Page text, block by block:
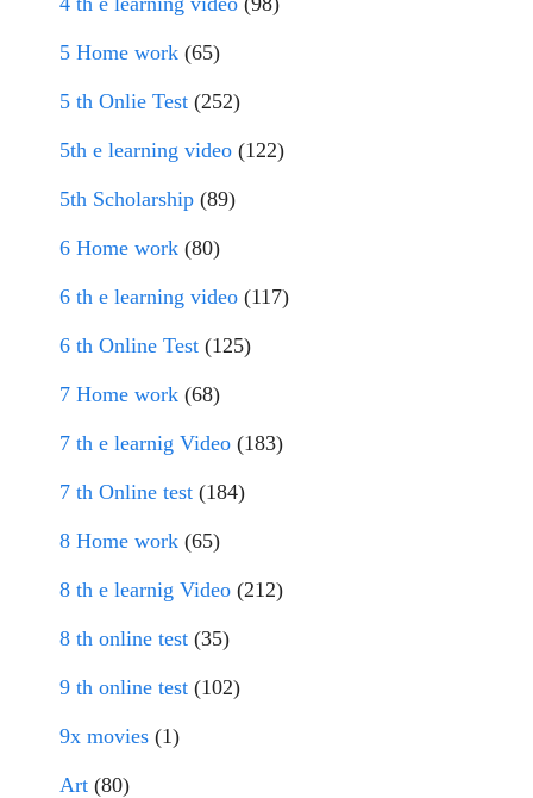
5 Home work (65)
5 th Onlie Test (252)
5th e learning video (122)
5th Scholarship (89)
6 Home work (80)
6 th e learning video (117)
6 th Online Test (125)
7 Home work (68)
7 th e learnig Video (183)
7 th Online test (184)
8 Home work (65)
8 th e learnig Video (212)
8 th online test (35)
9 th online test (102)
9x movies (1)
Art (80)